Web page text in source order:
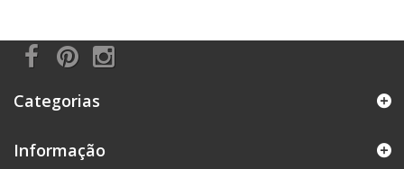
Categorias
Informação